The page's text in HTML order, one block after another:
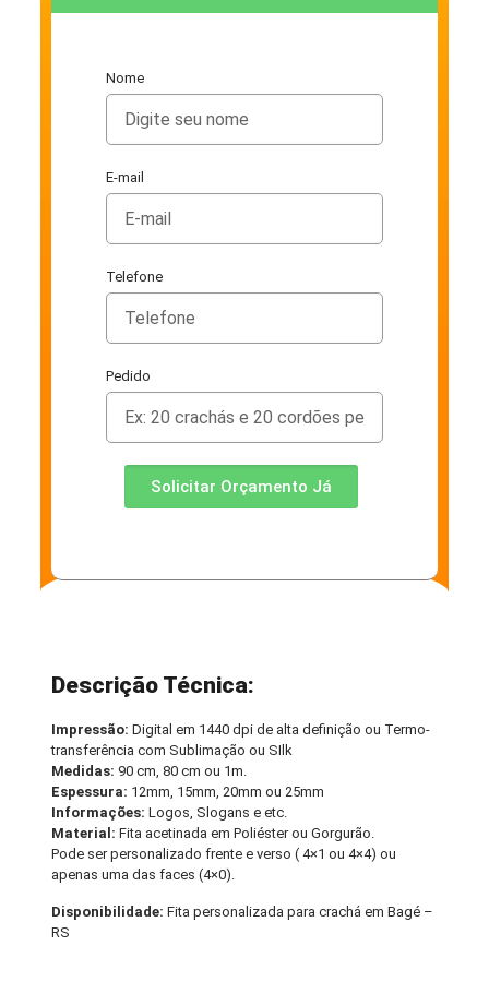
Nome
E-mail
Telefone
Pedido
Solicitar Orçamento Já
Descrição Técnica:
Impressão: Digital em 1440 dpi de alta definição ou Termo-
transferência com Sublimação ou SIlk
Medidas: 90 cm, 80 cm ou 1m.
Espessura: 12mm, 15mm, 20mm ou 25mm
Informações:Logos, Slogans e etc.
Material: Fita acetinada em Poliéster ou Gorgurão.
Pode ser personalizado frente e verso ( 4×1 ou 4×4) ou
apenas uma das faces (4×0).
Disponibilidade:Fita personalizada para crachá em Bagé –
RS